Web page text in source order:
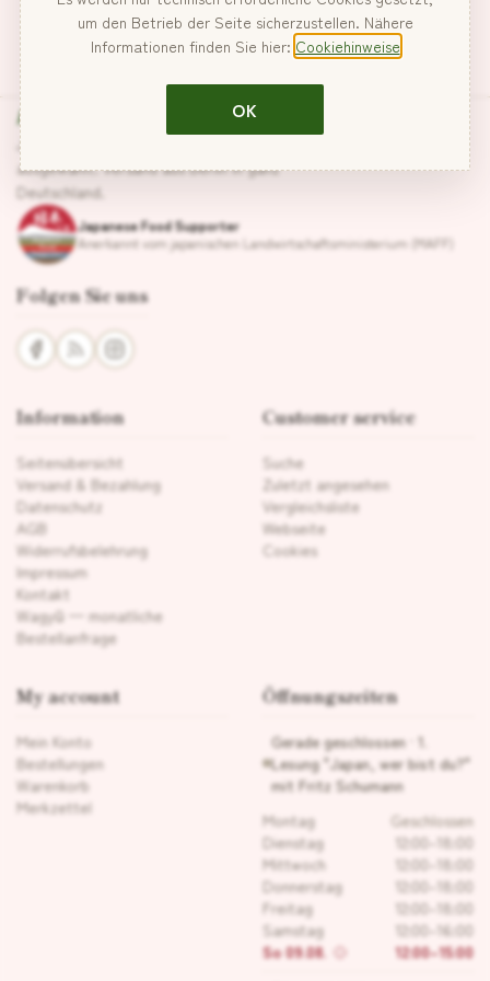
Japanische Lebensmittel, sorgfältig
ausgewählt. Versand aus Berlin in ganz
Deutschland.
Japanese Food Supporter
Anerkannt vom japanischen Landwirtschaftsministerium (MAFF)
Folgen Sie uns
Information
Seitenübersicht
Versand & Bezahlung
Datenschutz
AGB
Widerrufsbelehrung
Impressum
Kontakt
Wagyū — monatliche
Bestellanfrage
Customer service
Suche
Zuletzt angesehen
Vergleichsliste
Webseite
Cookies
My account
Mein Konto
Bestellungen
Warenkorb
Merkzettel
Öffnungszeiten
Gerade geschlossen · 1.
Lesung "Japan, wer bist du?"
mit Fritz Schumann
Montag
Geschlossen
Dienstag
12:00–18:00
Mittwoch
12:00–18:00
Donnerstag
12:00–18:00
Freitag
12:00–18:00
Samstag
12:00–16:00
So 09.08.
12:00–15:00
um den Betrieb der Seite sicherzustellen. Nähere
Informationen finden Sie hier: Cookiehinweise
OK